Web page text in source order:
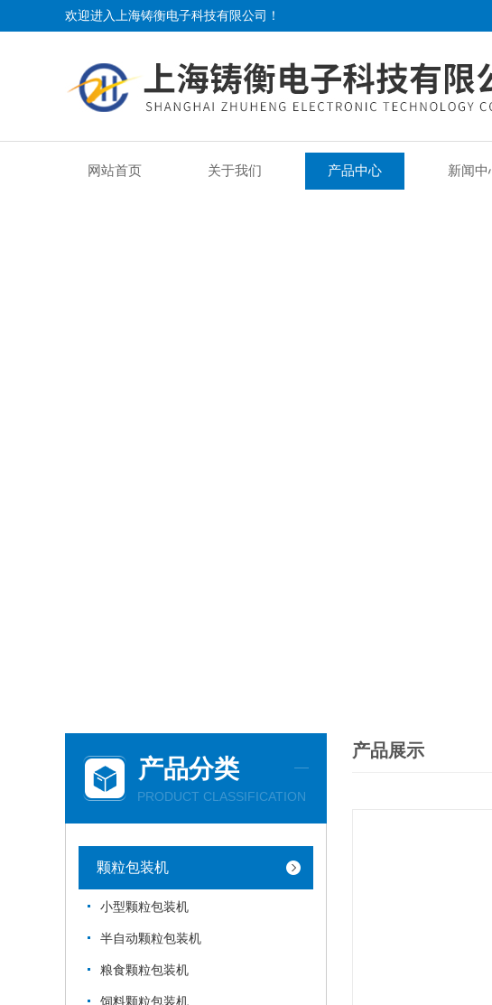
欢迎进入上海铸衡电子科技有限公司！
网站首页 关于我们 产品中心 新闻中
产品分类
PRODUCT CLASSIFICATION
颗粒包装机
小型颗粒包装机
半自动颗粒包装机
粮食颗粒包装机
饲料颗粒包装机
产品展示